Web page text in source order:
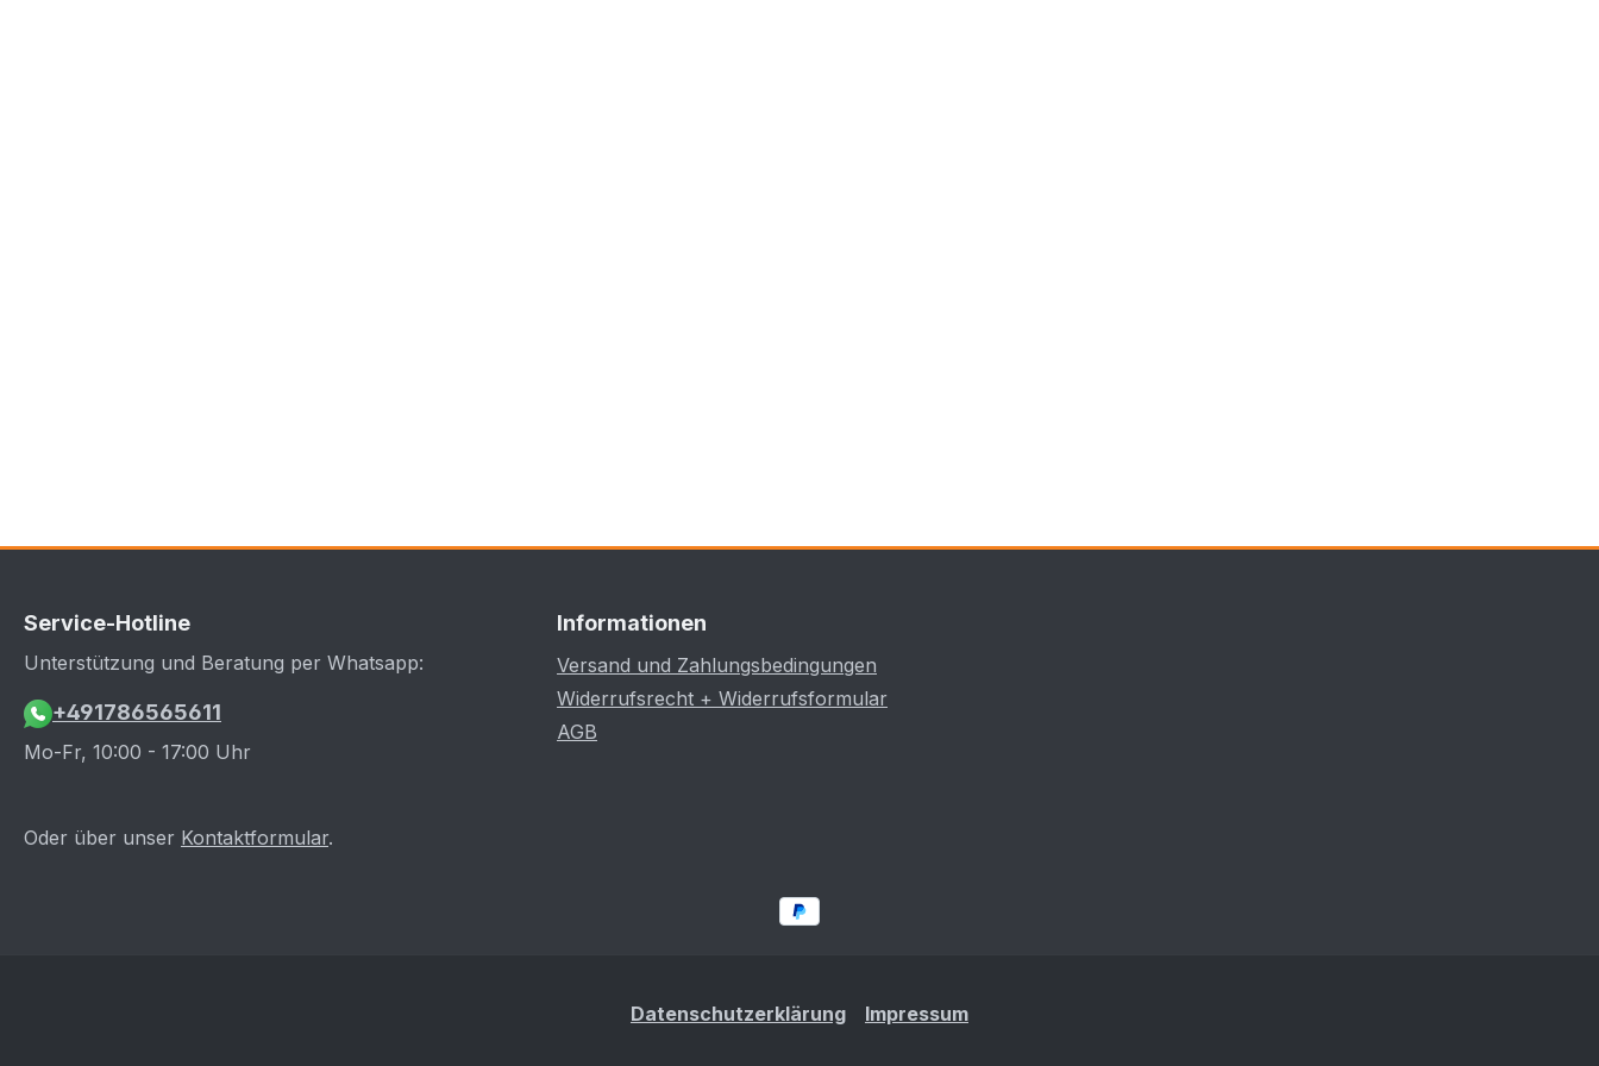
Service-Hotline
Unterstützung und Beratung per Whatsapp:
+491786565611
Mo-Fr, 10:00 - 17:00 Uhr
Oder über unser Kontaktformular.
Informationen
Versand und Zahlungsbedingungen
Widerrufsrecht + Widerrufsformular
AGB
Datenschutzerklärung Impressum